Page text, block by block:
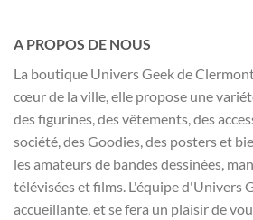
A PROPOS DE NOUS
La boutique Univers Geek de
cœur de la ville, elle propose une
des figurines, des vêtements, des
société, des Goodies, des posters et
les amateurs de bandes dessinées,
télévisées et films. L'équipe d'Univers
accueillante, et se fera un plaisir de